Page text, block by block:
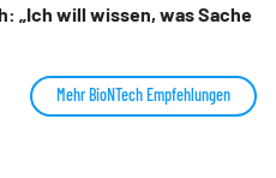
„Ich will wissen, was Sache
Mehr BioNTech Empfehlungen